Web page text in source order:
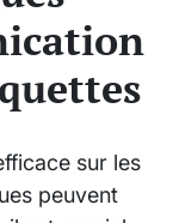
sur les
peuvent